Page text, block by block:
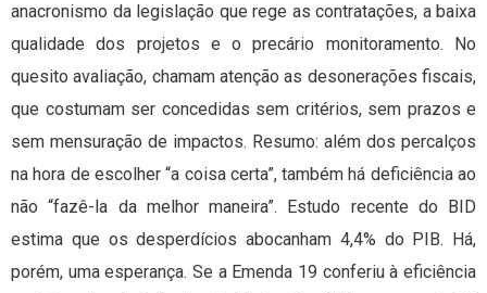
anacronismo da legislação que rege as contratações, a baixa
qualidade dos projetos e o precário monitoramento. No
quesito avaliação, chamam atenção as desonerações fiscais,
que costumam ser concedidas sem critérios, sem prazos e
sem mensuração de impactos. Resumo: além dos percalços
na hora de escolher “a coisa certa”, também há deficiência ao
não “fazê-la da melhor maneira”. Estudo recente do BID
estima que os desperdícios abocanham 4,4% do PIB. Há,
porém, uma esperança. Se a Emenda 19 conferiu à eficiência